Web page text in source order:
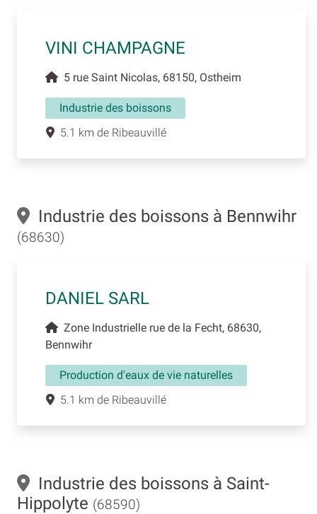
VINI CHAMPAGNE
5 rue Saint Nicolas, 68150, Ostheim
Industrie des boissons
5.1 km de Ribeauvillé
Industrie des boissons à Bennwihr
(68630)
DANIEL SARL
Zone Industrielle rue de la Fecht, 68630,
Bennwihr
Production d'eaux de vie naturelles
5.1 km de Ribeauvillé
Industrie des boissons à Saint-
Hippolyte (68590)